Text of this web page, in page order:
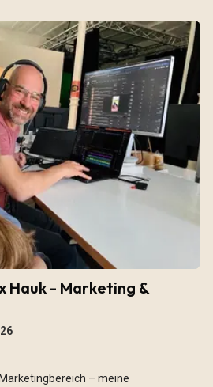
Hauk - Marketing &
– meine